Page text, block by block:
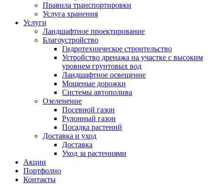
Правила транспортировки
Услуга хранения
Услуги
Ландшафтное проектирование
Благоустройство
Гидротехническое строительство
Устройство дренажа на участке с высоким
уровнем грунтовых вод
Ландшафтное освещение
Мощеные дорожки
Системы автополива
Озеленение
Посевной газон
Рулонный газон
Посадка растений
Доставка и уход
Доставка
Уход за растениями
Акции
Портфолио
Контакты